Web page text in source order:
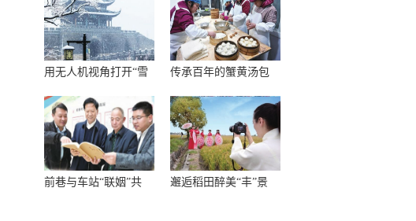
用无人机视角打开“雪 传承百年的蟹黄汤包
前巷与车站“联姻”共 邂逅稻田醉美“丰”景